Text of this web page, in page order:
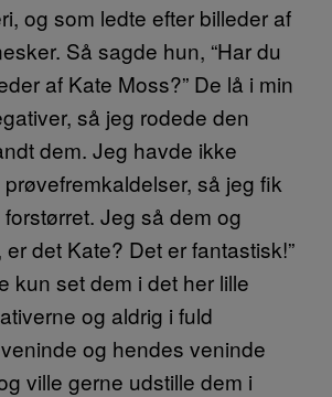
og som ledte efter billeder af
Så sagde hun, “Har du
af Kate Moss?” De lå i min
så jeg rodede den
dem. Jeg havde ikke
så jeg fik
Jeg så dem og
det Kate? Det er fantastisk!”
kun set dem i det her lille
og aldrig i fuld
og hendes veninde
ville gerne udstille dem i